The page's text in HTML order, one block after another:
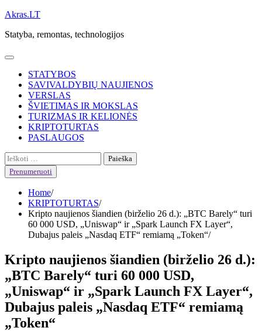
Skip
content
Akras.LT
Statyba, remontas, technologijos
STATYBOS
SAVIVALDYBIŲ NAUJIENOS
VERSLAS
ŠVIETIMAS IR MOKSLAS
TURIZMAS IR KELIONĖS
KRIPTOTURTAS
PASLAUGOS
Ieškoti:
Prenumeruoti
Home
KRIPTOTURTAS
Kripto naujienos šiandien (birželio 26 d.): „BTC Barely“ turi
60 000 USD, „Uniswap“ ir „Spark Launch FX Layer“,
Dubajus paleis „Nasdaq ETF“ remiamą „Token“
Kripto naujienos šiandien (birželio 26 d.):
„BTC Barely“ turi 60 000 USD,
„Uniswap“ ir „Spark Launch FX Layer“,
Dubajus paleis „Nasdaq ETF“ remiamą
„Token“